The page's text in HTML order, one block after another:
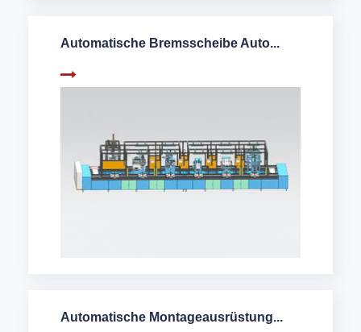
Automatische Bremsscheibe Auto...
Automatische Montageausrüstung...